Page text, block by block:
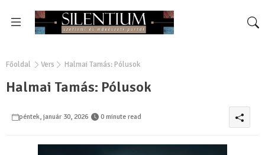
Főoldal Vers Halmai Tamás: Pólusok
Halmai Tamás: Pólusok
péntek, január 30, 2026 0 minute read